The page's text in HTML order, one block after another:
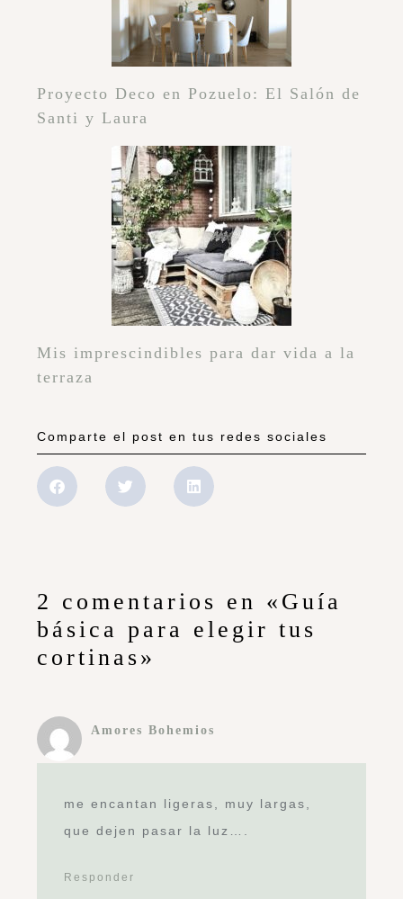
Proyecto Deco en Pozuelo: El Salón de
Santi y Laura
Mis imprescindibles para dar vida a la
terraza
Comparte el post en tus redes sociales
2 comentarios en «Guía
básica para elegir tus
cortinas»
Amores Bohemios
me encantan ligeras, muy largas,
que dejen pasar la luz….
Responder